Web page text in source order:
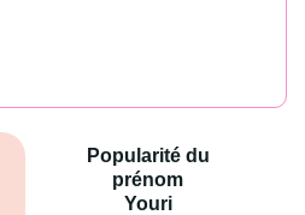
Popularité du
prénom
Youri